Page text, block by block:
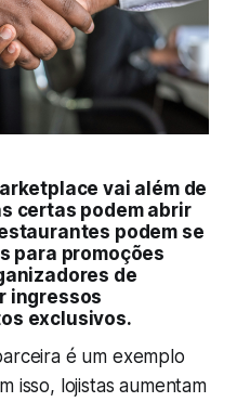
vai além de
certas podem abrir
podem se
para promoções
de
ingressos
exclusivos.
é um exemplo
isso, lojistas aumentam